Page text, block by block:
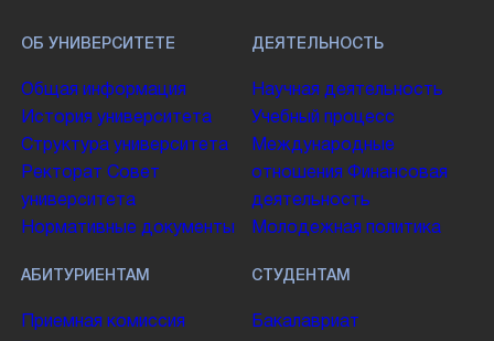
ОБ УНИВЕРСИТЕТЕ
Общая информация
История университета
Структура университета
Ректорат Совет
университета
Нормативные документы
ДЕЯТЕЛЬНОСТЬ
Научная деятельность
Учебный процесс
Международные
отношения Финансовая
деятельность
Молодежная политика
АБИТУРИЕНТАМ
Приемная комиссия
СТУДЕНТАМ
Бакалавриат